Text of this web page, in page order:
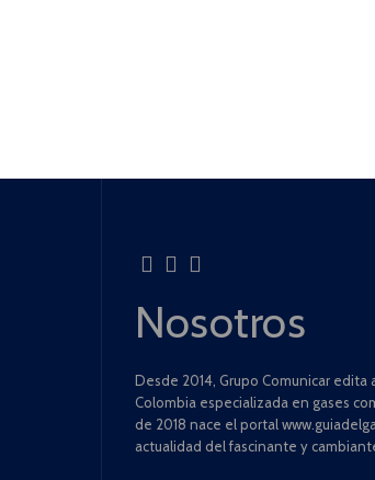
Nosotros
Desde 2014, Grupo Comunicar edita
Colombia especializada en gases
de 2018 nace el portal
actualidad del fascinante y